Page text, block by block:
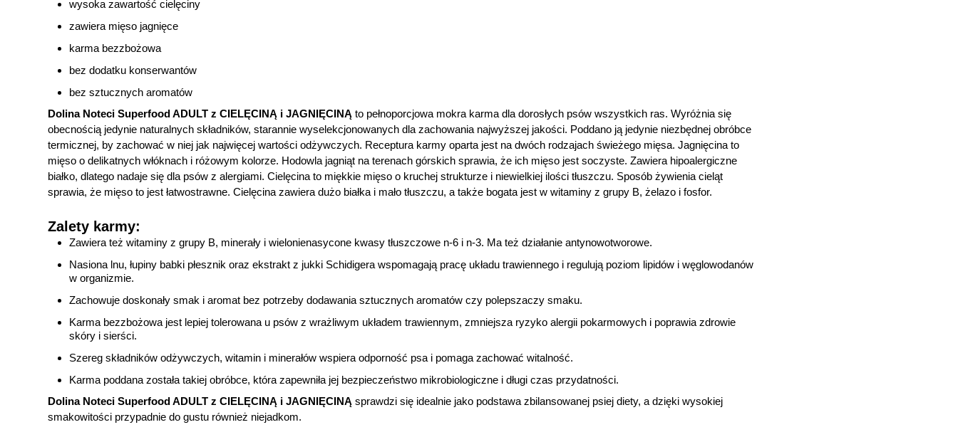
wysoka zawartość cielęciny
zawiera mięso jagnięce
karma bezzbożowa
bez dodatku konserwantów
bez sztucznych aromatów
Dolina Noteci Superfood ADULT z CIELĘCINĄ i JAGNIĘCINĄ to pełnoporcjowa mokra karma dla dorosłych psów wszystkich ras. Wyróżnia się
obecnością jedynie naturalnych składników, starannie wyselekcjonowanych dla zachowania najwyższej jakości. Poddano ją jedynie niezbędnej obróbce
termicznej, by zachować w niej jak najwięcej wartości odżywczych. Receptura karmy oparta jest na dwóch rodzajach świeżego mięsa. Jagnięcina to
mięso o delikatnych włóknach i różowym kolorze. Hodowla jagniąt na terenach górskich sprawia, że ich mięso jest soczyste. Zawiera hipoalergiczne
białko, dlatego nadaje się dla psów z alergiami. Cielęcina to miękkie mięso o kruchej strukturze i niewielkiej ilości tłuszczu. Sposób żywienia cieląt
sprawia, że mięso to jest łatwostrawne. Cielęcina zawiera dużo białka i mało tłuszczu, a także bogata jest w witaminy z grupy B, żelazo i fosfor.
Zalety karmy:
Zawiera też witaminy z grupy B, minerały i wielonienasycone kwasy tłuszczowe n-6 i n-3. Ma też działanie antynowotworowe.
Nasiona lnu, łupiny babki płesznik oraz ekstrakt z jukki Schidigera wspomagają pracę układu trawiennego i regulują poziom lipidów i węglowodanów
w organizmie.
Zachowuje doskonały smak i aromat bez potrzeby dodawania sztucznych aromatów czy polepszaczy smaku.
Karma bezzbożowa jest lepiej tolerowana u psów z wrażliwym układem trawiennym, zmniejsza ryzyko alergii pokarmowych i poprawia zdrowie
skóry i sierści.
Szereg składników odżywczych, witamin i minerałów wspiera odporność psa i pomaga zachować witalność.
Karma poddana została takiej obróbce, która zapewniła jej bezpieczeństwo mikrobiologiczne i długi czas przydatności.
Dolina Noteci Superfood ADULT z CIELĘCINĄ i JAGNIĘCINĄ sprawdzi się idealnie jako podstawa zbilansowanej psiej diety, a dzięki wysokiej
smakowitości przypadnie do gustu również niejadkom.